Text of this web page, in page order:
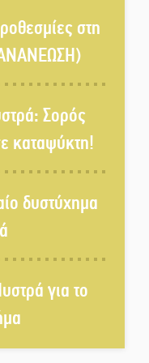
Νεάπολη
κρατούν ζωντανή
πέτρας
στον Αύγουστο
στην
ξεσκέπασε η
στη
Σορός
καταψύκτη!
δυστύχημα
για το